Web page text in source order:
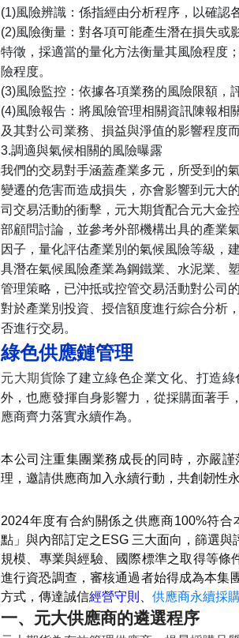
(1)風險辨識：係指經由分析程序，以確認
(2)風險衡量：對各項可能產生潛在損失或
特徵，採適當的量化方法衡量其風險程度
險程度。
(3)風險監控：依據各項業務的風險限額，
(4)風險報告：將風險管理相關資訊陳報相
及其對公司業務、損益與淨值的影響程度而
3.調適與氣候相關的風險曝露
我們的交易對手涵蓋產業多元，所受到的
變遷的危害而造成損失，亦會影響到元大
司交易活動的衝擊，元大期貨配合元大金
部顧問討論，並參考外部機構出具的產業
因子，量化評估產業別的氣候風險等級，
具潛在氣候風險產業為鋼鐵業、水泥業、
管理策略，已沖抵或控管交易活動對公司
對於產業別投資、授信額度進行綜合分析
否進行交易。
綠色供應鏈管理
元大期貨除了建立綠色企業文化、打造
外，也應發揮自身影響力，從採購面著手
應商齊力落實永續作為。
本公司注重集團業務成長的同時，亦嚴
理，邀請供應商加入永續行動，共創韌性永
2024年度有合約關係之供應商100%符
點」與內部訂定之ESG 三大面向，篩選
規模、專業與經驗、國際標準之取得等
進行資恐調查，審核通過者始得成為本集
方式，傳達誠信經營守則 供應商永續採
一、元大供應商的遴選程序